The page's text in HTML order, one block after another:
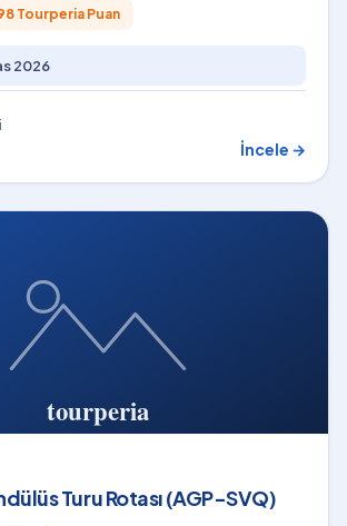
Tourperia Puan
2026
İncele →
Turu Rotası (AGP-SVQ)